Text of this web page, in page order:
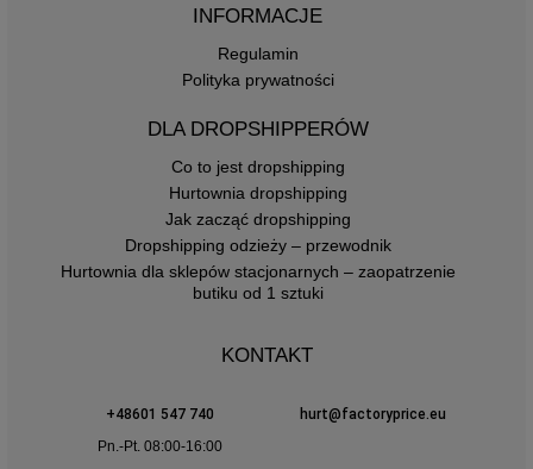
INFORMACJE
Regulamin
Polityka prywatności
DLA DROPSHIPPERÓW
Co to jest dropshipping
Hurtownia dropshipping
Jak zacząć dropshipping
Dropshipping odzieży – przewodnik
Hurtownia dla sklepów stacjonarnych – zaopatrzenie
butiku od 1 sztuki
KONTAKT
+48601 547 740
hurt@factoryprice.eu
Pn.-Pt. 08:00-16:00